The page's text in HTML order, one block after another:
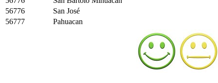
56776
San José
56777
Pahuacan